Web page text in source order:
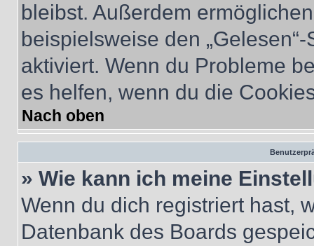
bleibst. Außerdem
beispielsweise den
aktiviert. Wenn du Probleme
es helfen, wenn du die
Nach oben
» Wie kann ich meine
Wenn du dich registriert hast,
Datenbank des Boards